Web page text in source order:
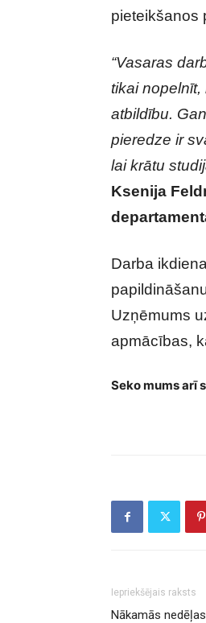
pieteikšanos
“Vasaras
tikai
atbildību.
pieredze ir
lai krātu
Ksenija
Darba
Uzņēmums
apmācības,
Seko mums arī
Iepriekšējais raksts
Nākamās